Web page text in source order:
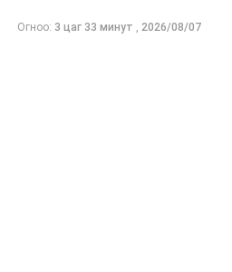
Огноо: 3 цаг 33 минут , 2026/08/07